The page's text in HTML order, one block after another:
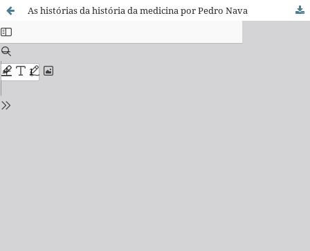
As histórias da história da medicina por Pedro Nava